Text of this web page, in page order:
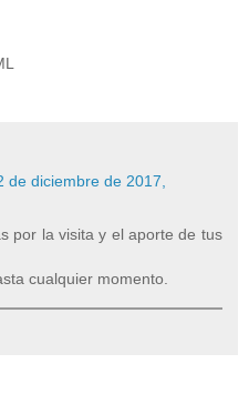
de diciembre de 2017,
por la visita y el aporte de tus
cualquier momento.